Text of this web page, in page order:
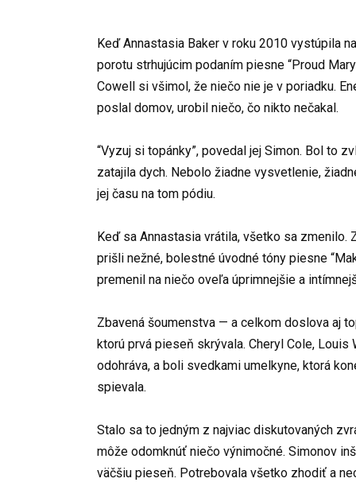
Keď Annastasia Baker v roku 2010 vystúpila
porotu strhujúcim podaním piesne “Proud
Cowell si všimol, že niečo nie je v poriadku.
poslal domov, urobil niečo, čo nikto nečakal.
“Vyzuj si topánky”, povedal jej Simon. Bol to
zatajila dych. Nebolo žiadne vysvetlenie,
jej času na tom pódiu.
Keď sa Annastasia vrátila, všetko sa
prišli nežné, bolestné úvodné tóny piesne
premenil na niečo oveľa úprimnejšie a
Zbavená šoumenstva — a celkom doslova aj
ktorú prvá pieseň skrývala. Cheryl Cole,
odohráva, a boli svedkami umelkyne, ktorá
spievala.
Stalo sa to jedným z najviac diskutovaných
môže odomknúť niečo výnimočné. Simonov
väčšiu pieseň. Potrebovala všetko zhodiť a